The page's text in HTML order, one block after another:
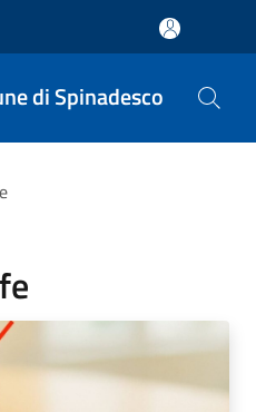
di Spinadesco